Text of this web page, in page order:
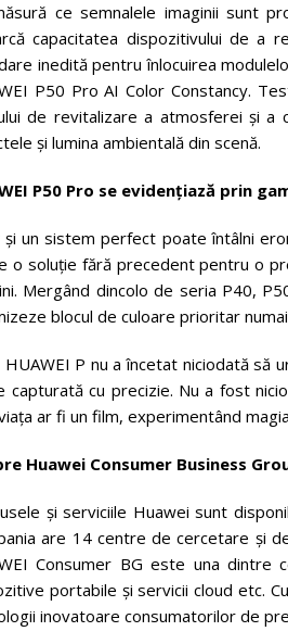
ce semnalele imaginii sunt
capacitatea dispozitivului de a
inedită pentru înlocuirea
P50 Pro AI Color Constancy.
de revitalizare a atmosferei și a
și lumina ambientală din scenă.
P50 Pro se evidențiază prin
și un sistem perfect poate întâlni
o soluție fără precedent pentru o
Mergând dincolo de seria P40,
blocul de culoare prioritar
HUAWEI P nu a încetat niciodată să
capturată cu precizie. Nu a fost
ar fi un film, experimentând
Huawei Consumer Business
și serviciile Huawei sunt
are 14 centre de cercetare și
Consumer BG este una dintre
portabile și servicii cloud etc.
inovatoare consumatorilor de